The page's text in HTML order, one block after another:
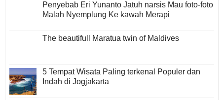
Penyebab Eri Yunanto Jatuh narsis Mau foto-foto
Malah Nyemplung Ke kawah Merapi
The beautifull Maratua twin of Maldives
5 Tempat Wisata Paling terkenal Populer dan
Indah di Jogjakarta